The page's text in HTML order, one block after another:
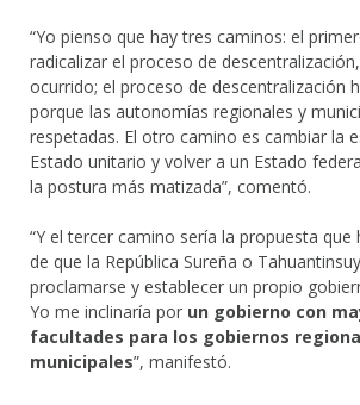
“Yo pienso que hay tres caminos: el
radicalizar el proceso de
ocurrido; el proceso de descentralización
porque las autonomías regionales y
respetadas. El otro camino es cambiar la
Estado unitario y volver a un Estado
la postura más matizada”, comentó.
“Y el tercer camino sería la propuesta que
de que la República Sureña o
proclamarse y establecer un propio
Yo me inclinaría por un gobierno con
facultades para los gobiernos
municipales”, manifestó.